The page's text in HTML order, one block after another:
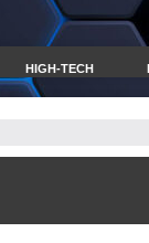
HIGH-TECH